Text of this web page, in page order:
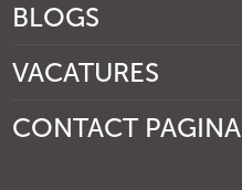
BLOGS
VACATURES
CONTACT PAGINA